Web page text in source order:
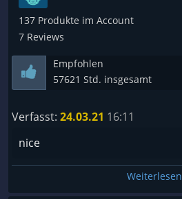
137 Produkte im Account
7 Reviews
Empfohlen
57621 Std. insgesamt
Verfasst: 24.03.21 16:11
nice
Weiterlesen